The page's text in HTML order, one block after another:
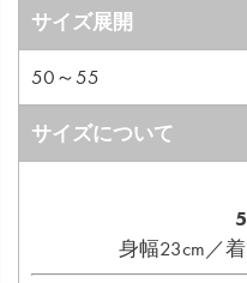
サイズ展開
50～55
サイズについて
身幅23cm／